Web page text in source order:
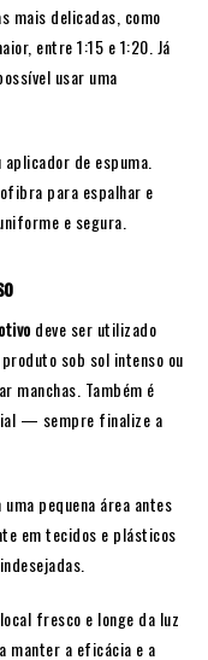
mais delicadas, como
entre 1:15 e 1:20. Já
usar uma
de espuma.
para espalhar e
e segura.
deve ser utilizado
sob sol intenso ou
manchas. Também é
— sempre finalize a
pequena área antes
em tecidos e plásticos
fresco e longe da luz
manter a eficácia e a